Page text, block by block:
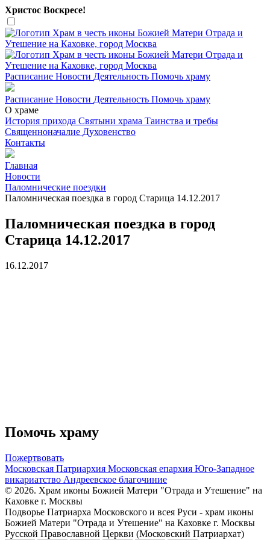
Христос Воскресе!
Расписание Новости Деятельность Помочь храму
Расписание Новости Деятельность Помочь храму
О храме
История прихода Святыни храма Таинства и требы
Священноначалие Духовенство
Контакты
Главная
Новости
Паломнические поездки
Паломническая поездка в город Старица 14.12.2017
Паломническая поездка в город
Старица 14.12.2017
16.12.2017
Помочь храму
Пожертвовать
Московская Патриархия Московская епархия Юго-Западное
викариатство Андреевское благочиние
© 2026. Храм иконы Божией Матери "Отрада и Утешение" на
Каховке г. Москвы
Подворье Патриарха Московского и всея Руси - храм иконы
Божией Матери "Отрада и Утешение" на Каховке г. Москвы
Русской Православной Церкви (Московский Патриархат)